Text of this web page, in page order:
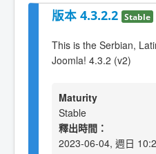
版本 4.3.2.2 Stable
This is the Serbian,
Joomla! 4.3.2 (v2)
Maturity
Stable
釋出時間：
2023-06-04, 週日